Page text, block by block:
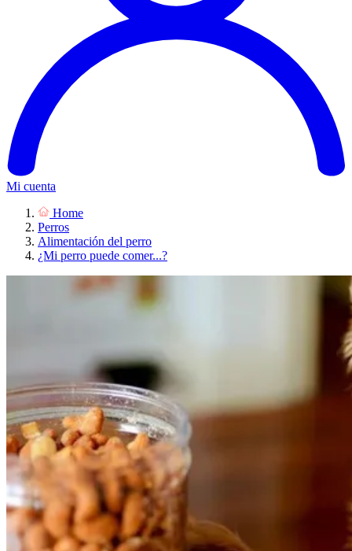
Mi cuenta
Home
Perros
Alimentación del perro
¿Mi perro puede comer...?